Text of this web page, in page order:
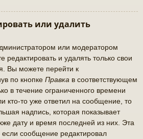
или удалить
или модератором
и удалять только свои
Вы можете перейти к
по кнопке Правка в соответствующем
в течение ограниченного времени
кто-то уже ответил на сообщение, то
надпись, которая показывает
дату и время последней из них. Эта
если сообщение редактировал